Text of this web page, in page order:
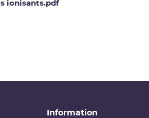
ionisants.pdf
Information